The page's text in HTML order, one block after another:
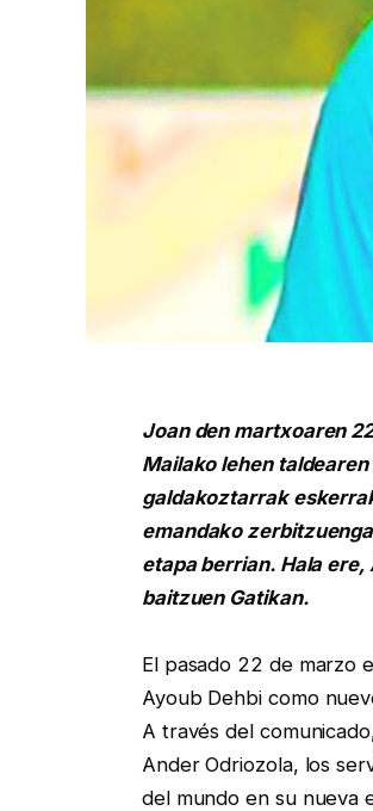
Joan den martxoaren
Mailako lehen
galdakoztarrak
emandako
etapa berrian. Hala
baitzuen Gatikan.
El pasado 22 de marzo
Ayoub Dehbi como
A través del
Ander Odriozola, los
del mundo en su nueva